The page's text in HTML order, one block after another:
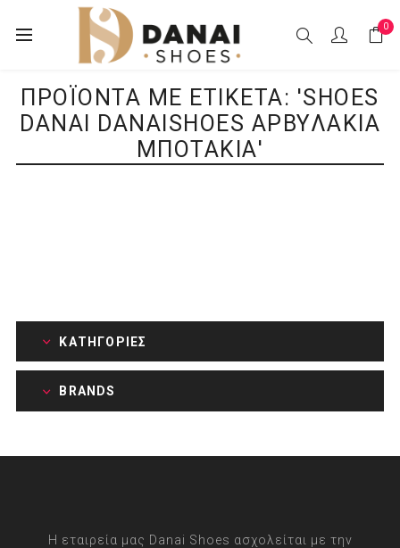
0
ΠΡΟΪΌΝΤΑ ΜΕ ΕΤΙΚΈΤΑ: 'SHOES
DANAI DANAISHOES ΑΡΒΥΛΆΚΙΑ
ΜΠΟΤΆΚΙΑ'
ΚΑΤΗΓΟΡΊΕΣ
BRANDS
Η εταιρεία μας Danai Shoes ασχολείται με την